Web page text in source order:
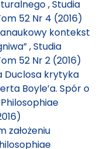
,Studia
52 Nr 4 (2016)
kontekst
,Studia
52 Nr 2 (2016)
Duclosa krytyka
Boyle’a. Spór o
założeniu